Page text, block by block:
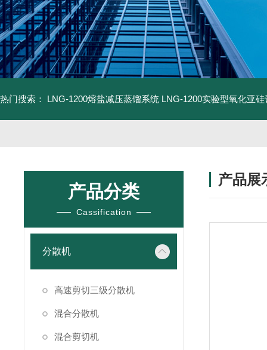
热门搜索： LNG-1200熔盐减压蒸馏系统 LNG-1200实验型氧化亚硅
产品分类
Cassification
分散机
高速剪切三级分散机
混合分散机
混合剪切机
产品展